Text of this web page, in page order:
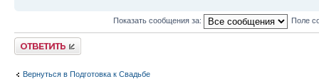
Показать сообщения за: Поле
Ответить
Вернуться в Подготовка к Свадьбе